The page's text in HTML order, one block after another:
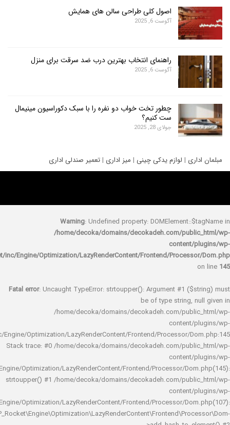
اصول کلی طراحی سالن های همایش
آگوست 6, 2025
راهنمای انتخاب بهترین درب ضد سرقت برای منزل
آگوست 6, 2025
چطور تخت خواب دو نفره را با سبک دکوراسیون مینیمال
ست کنیم؟
جولای 28, 2025
|لوازم یدکی چینی|میز اداری| تعمیر صندلی اداری
Warning: Undefined property:
/home/decoka/domains/decokadeh.com/
rocket/inc/Engine/Optimization/LazyRenderContent/Frontend/
Fatal error : Uncaught TypeError: strtoupper(): Argument #1
be of type string,
/home/decoka/domains/decokadeh.com/
rocket/inc/Engine/Optimization/LazyRenderContent/Frontend/Processor/
Stack trace: #0 /home/decoka/domains/decokadeh.com/
rocket/inc/Engine/Optimization/LazyRenderContent/Frontend/Processor/
strtoupper() #1 /home/decoka/domains/decokadeh.com/
rocket/inc/Engine/Optimization/LazyRenderContent/Frontend/Processor/